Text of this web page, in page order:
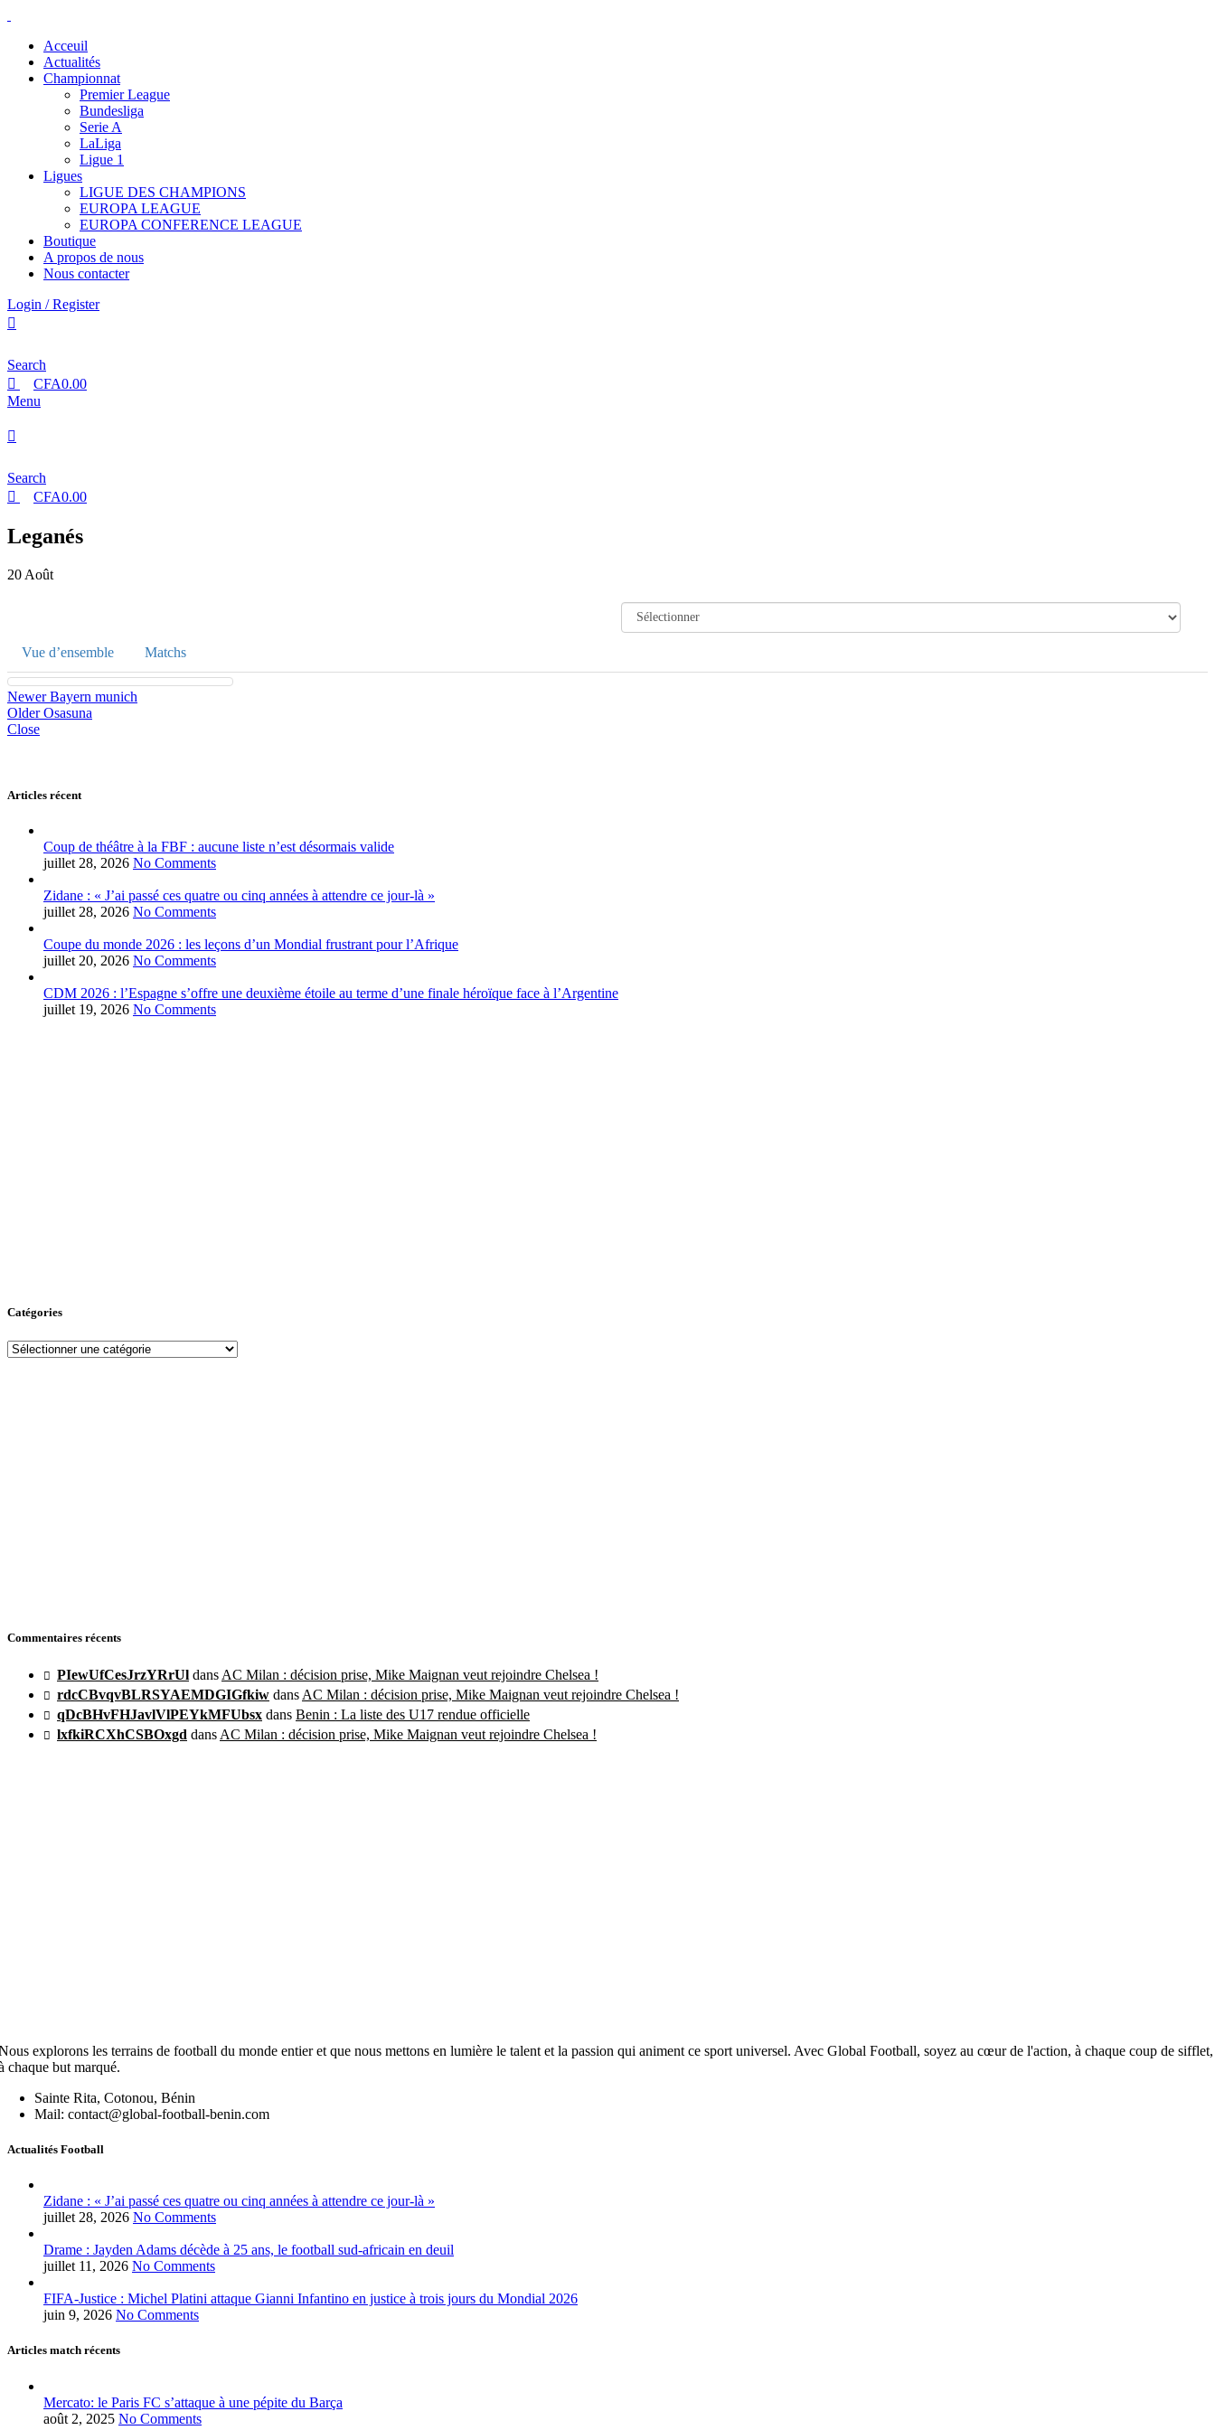
Acceuil
Actualités
Championnat
Premier League
Bundesliga
Serie A
LaLiga
Ligue 1
Ligues
LIGUE DES CHAMPIONS
EUROPA LEAGUE
EUROPA CONFERENCE LEAGUE
Boutique
A propos de nous
Nous contacter
Login / Register
Search
CFA0.00
Menu
Search
CFA0.00
Leganés
20 Août
Vue d’ensemble Matchs
Newer Bayern munich
Older Osasuna
Close
Articles récent
Coup de théâtre à la FBF : aucune liste n’est désormais valide
juillet 28, 2026 No Comments
Zidane : « J’ai passé ces quatre ou cinq années à attendre ce jour-là »
juillet 28, 2026 No Comments
Coupe du monde 2026 : les leçons d’un Mondial frustrant pour l’Afrique
juillet 20, 2026 No Comments
CDM 2026 : l’Espagne s’offre une deuxième étoile au terme d’une finale héroïque face à l’Argentine
juillet 19, 2026 No Comments
Catégories
Catégories
Commentaires récents
PIewUfCesJrzYRrUl dans AC Milan : décision prise, Mike Maignan veut rejoindre Chelsea !
rdcCBvqvBLRSYAEMDGIGfkiw dans AC Milan : décision prise, Mike Maignan veut rejoindre Chelsea !
qDcBHvFHJavlVlPEYkMFUbsx dans Benin : La liste des U17 rendue officielle
lxfkiRCXhCSBOxgd dans AC Milan : décision prise, Mike Maignan veut rejoindre Chelsea !
explorons les terrains de football du monde entier et que nous mettons en lumière le talent et la passion qui animent ce sport universel. Avec Global Football, soyez au cœur de l'action, à chaque coup de sifflet,
chaque but marqué.
Sainte Rita, Cotonou, Bénin
Mail: contact@global-football-benin.com
Actualités Football
Zidane : « J’ai passé ces quatre ou cinq années à attendre ce jour-là »
juillet 28, 2026 No Comments
Drame : Jayden Adams décède à 25 ans, le football sud-africain en deuil
juillet 11, 2026 No Comments
FIFA-Justice : Michel Platini attaque Gianni Infantino en justice à trois jours du Mondial 2026
juin 9, 2026 No Comments
Articles match récents
Mercato: le Paris FC s’attaque à une pépite du Barça
août 2, 2025 No Comments